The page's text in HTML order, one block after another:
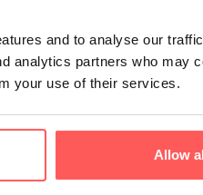
and to analyse our
analytics partners who may
your use of their services.
Allow
575
,- k.k.